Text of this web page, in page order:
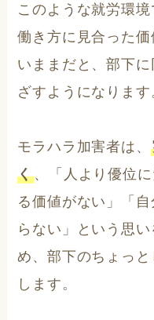
このような就労環
働き方に見合った
いままだと、部下
ざすようになります
モラハラ加害者は、
く、「人より優位
る価値がない」「
らない」という思
め、部下のちょっ
します。